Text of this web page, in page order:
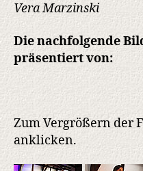
Vera Marzinski
Die nachfolgende
präsentiert von:
Zum Vergrößern der
anklicken.